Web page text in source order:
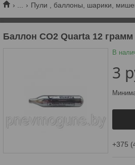
Пули , баллоны, шарики,
Баллон СО2 Quarta 12 грамм
В
3
+375